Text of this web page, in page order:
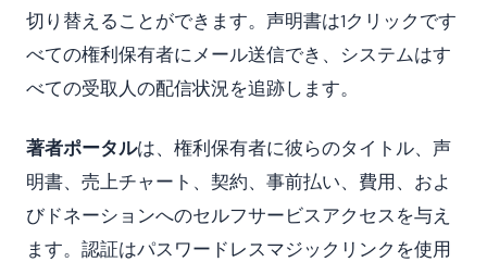
切り替えることができます。声明書は1クリックです
べての権利保有者にメール送信でき、システムはす
べての受取人の配信状況を追跡します。
著者ポータルは、権利保有者に彼らのタイトル、声
明書、売上チャート、契約、事前払い、費用、およ
びドネーションへのセルフサービスアクセスを与え
ます。認証はパスワードレスマジックリンクを使用